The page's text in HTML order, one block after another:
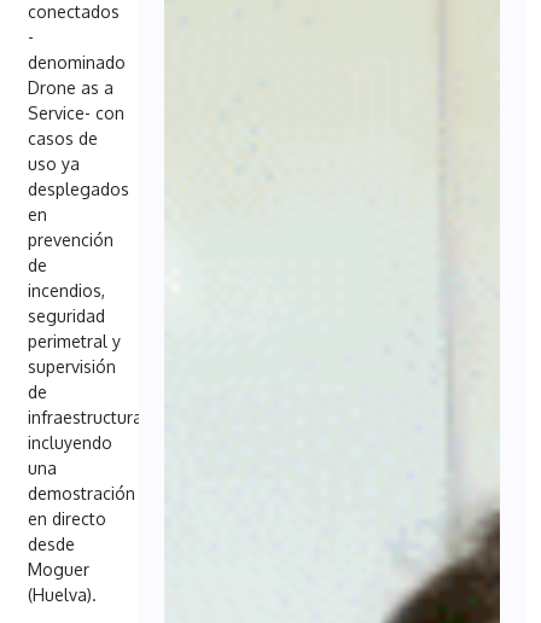
conectados
-
denominado
Drone as a
Service- con
casos de
uso ya
desplegados
en
prevención
de
incendios,
seguridad
perimetral y
supervisión
de
infraestructuras,
incluyendo
una
demostración
en directo
desde
Moguer
(Huelva).